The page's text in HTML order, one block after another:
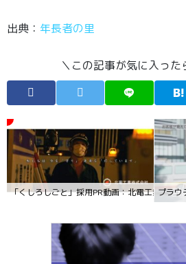
出典： 年長者の里
＼この記事が気に入った
プラウ
「くしろしごと」採用PR動画：北電工業PV